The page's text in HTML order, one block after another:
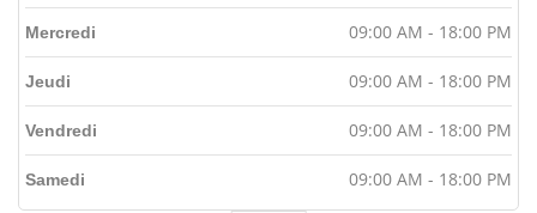
Mercredi 09:00 AM - 18:00 PM
Jeudi 09:00 AM - 18:00 PM
Vendredi 09:00 AM - 18:00 PM
Samedi 09:00 AM - 18:00 PM